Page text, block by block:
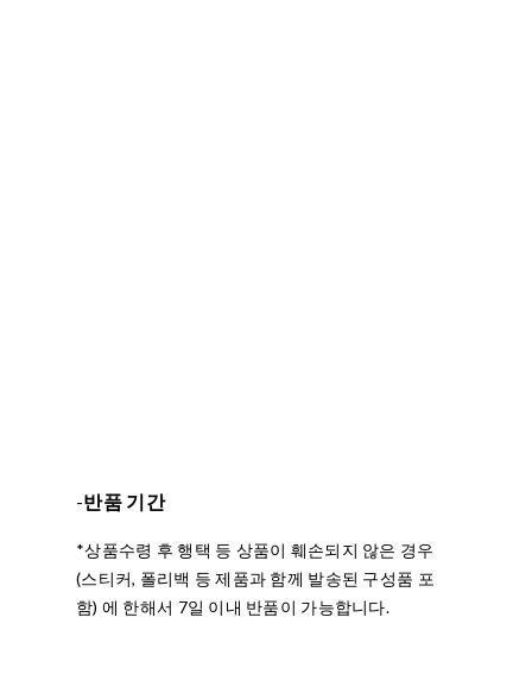
-반품 기간
*상품수령 후 행택 등 상품이 훼손되지 않은 경우
(스티커, 폴리백 등 제품과 함께 발송된 구성품 포
함) 에 한해서 7일 이내 반품이 가능합니다.